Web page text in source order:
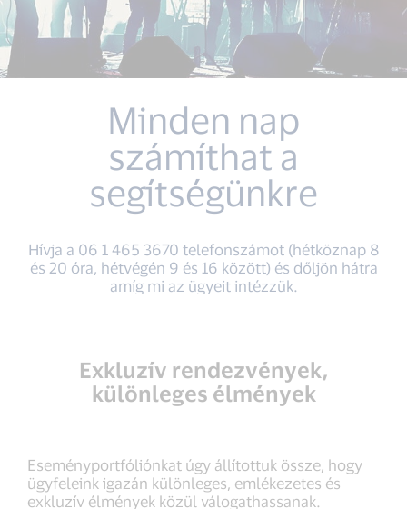
Minden nap
számíthat a
segítségünkre
Hívja a 06 1 465 3670 telefonszámot (hétköznap 8
és 20 óra, hétvégén 9 és 16 között) és dőljön hátra
amíg mi az ügyeit intézzük.
Exkluzív rendezvények,
különleges élmények
Eseményportfóliónkat úgy állítottuk össze, hogy
ügyfeleink igazán különleges, emlékezetes és
exkluzív élmények közül válogathassanak.